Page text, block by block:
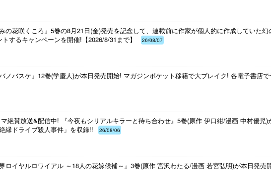
の花咲くころ』5巻の8月21日(金)発売を記念して、連載前に作家が個人的に作成していた
するキャンペーンを開催!【2026/8/31まで】
26/08/07
ノバスケ』12巻(学慶人)が本日発売開始! マガジンポケット移籍で大ブレイク! 各電子書店
マ絶賛放送&配信中! 『今夜もシリアルキラーと待ち合わせ』5巻(原作 伊口紺/漫画 中村優
縁ドライブ殺人事件」を収録!!
26/08/06
ロイヤルロワイアル ～18人の花嫁候補～』3巻(原作 宮沢わたる/漫画 若宮弘明)が本日発売